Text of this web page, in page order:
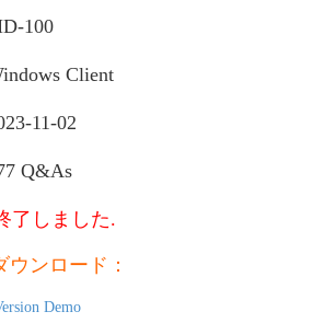
100
Client
11-02
Q&As
了しました.
ンロード：
Demo